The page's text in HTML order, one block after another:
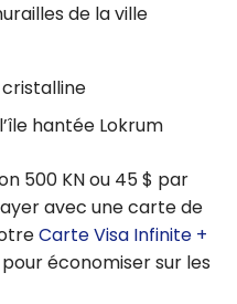
de la ville
cristalline
hantée Lokrum
500 KN ou 45 $ par
avec une carte de
Carte Visa Infinite +
pour économiser sur les